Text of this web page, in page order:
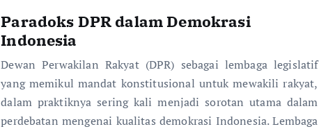
Paradoks DPR dalam Demokrasi
Indonesia
Dewan Perwakilan Rakyat (DPR) sebagai lembaga legislatif
yang memikul mandat konstitusional untuk mewakili rakyat,
dalam praktiknya sering kali menjadi sorotan utama dalam
perdebatan mengenai kualitas demokrasi Indonesia. Lembaga